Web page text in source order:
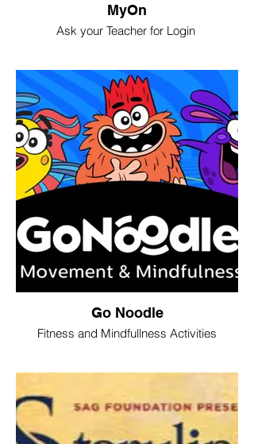
MyOn
Ask your Teacher for Login
Go Noodle
Fitness and Mindfullness Activities